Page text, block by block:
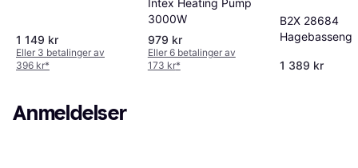
1 149 kr
Eller 3 betalinger av
396 kr*
Intex Heating Pump
3000W
979 kr
Eller 6 betalinger av
173 kr*
B2X 28684
Hagebasseng
1 389 kr
Anmeldelser